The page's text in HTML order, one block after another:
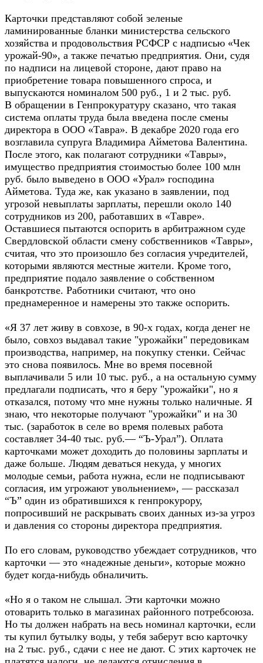
Карточки представляют собой зеленые
ламинированные бланки министерства сельского
хозяйства и продовольствия РСФСР с надписью «Чек
урожай-90», а также печатью предприятия. Они, судя
по надписи на лицевой стороне, дают право на
приобретение товара повышенного спроса, и
выпускаются номиналом 500 руб., 1 и 2 тыс. руб.
В обращении в Генпрокуратуру сказано, что такая
система оплаты труда была введена после смены
директора в ООО «Тавра». В декабре 2020 года его
возглавила супруга Владимира Айметова Валентина.
После этого, как полагают сотрудники «Тавры»,
имущество предприятия стоимостью более 100 млн
руб. было выведено в ООО «Урал» господина
Айметова. Туда же, как указано в заявлении, под
угрозой невыплаты зарплаты, перешли около 140
сотрудников из 200, работавших в «Тавре».
Оставшиеся пытаются оспорить в арбитражном суде
Свердловской области смену собственников «Тавры»,
считая, что это произошло без согласия учредителей,
которыми являются местные жители. Кроме того,
предприятие подало заявление о собственном
банкротстве. Работники считают, что оно
преднамеренное и намерены это также оспорить.
«Я 37 лет живу в совхозе, в 90-х годах, когда денег не
было, совхоз выдавал такие "урожайки" передовикам
производства, например, на покупку стенки. Сейчас
это снова появилось. Мне во время посевной
выплачивали 5 или 10 тыс. руб., а на остальную сумму
предлагали подписать, что я беру "урожайки", но я
отказался, потому что мне нужны только наличные. Я
знаю, что некоторые получают "урожайки" и на 30
тыс. (заработок в селе во время полевых работа
составляет 34-40 тыс. руб.— “Ъ-Урал”). Оплата
карточками может доходить до половины зарплаты и
даже больше. Людям деваться некуда, у многих
молодые семьи, работа нужна, если не подписывают
согласия, им угрожают увольнением», — рассказал
“Ъ” один из обратившихся к генпрокурору,
попросивший не раскрывать своих данных из-за угроз
и давления со стороны директора предприятия.
По его словам, руководство убеждает сотрудников, что
карточки — это «надежные деньги», которые можно
будет когда-нибудь обналичить.
«Но я о таком не слышал. Эти карточки можно
отоварить только в магазинах районного потребсоюза.
Но ты должен набрать на весь номинал карточки, если
ты купил бутылку воды, у тебя заберут всю карточку
на 2 тыс. руб., сдачи с нее не дают. С этих карточек не